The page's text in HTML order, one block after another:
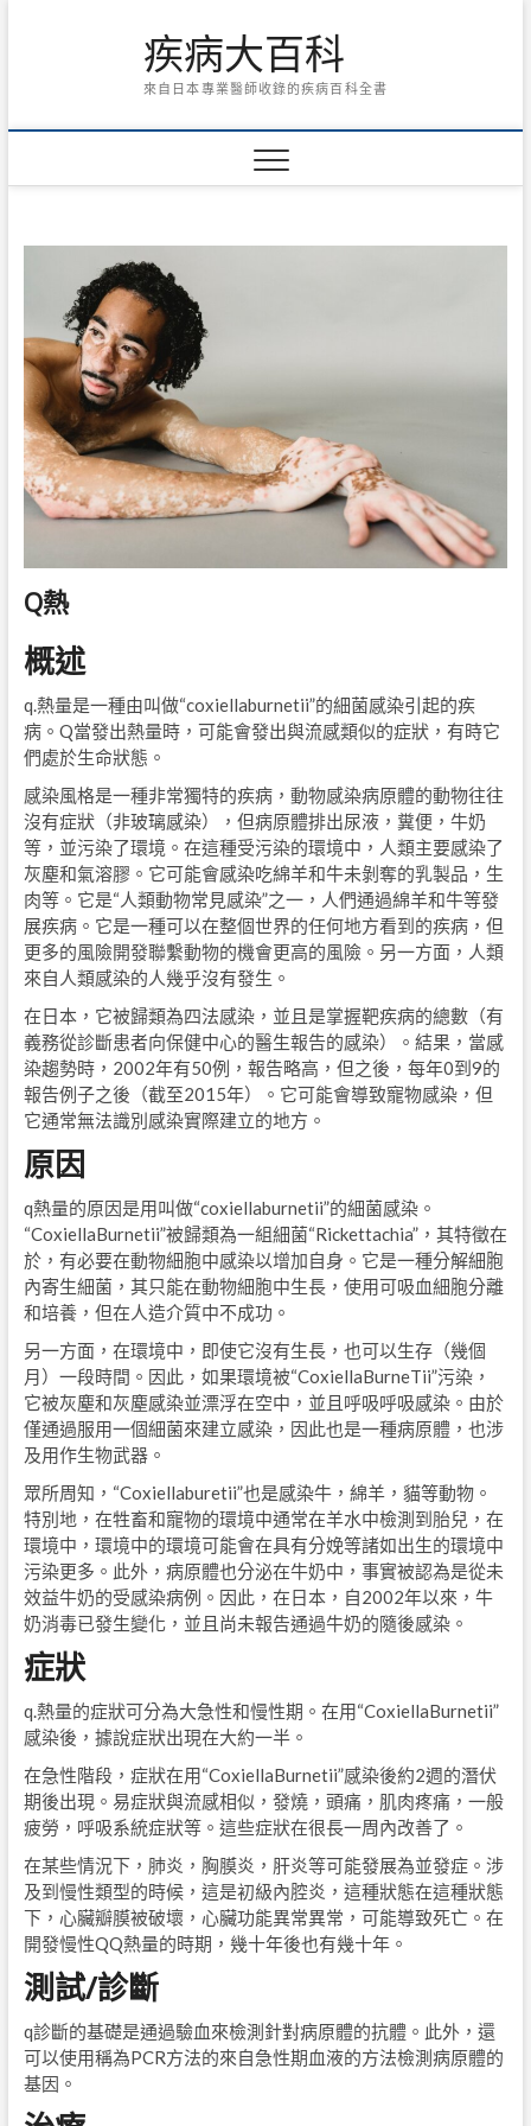
疾病大百科
來自日本專業醫師收錄的疾病百科全書
Q熱
概述
q.熱量是一種由叫做“coxiellaburnetii”的細菌感染引起的疾
病。Q當發出熱量時，可能會發出與流感類似的症狀，有時它
們處於生命狀態。
感染風格是一種非常獨特的疾病，動物感染病原體的動物往往
沒有症狀（非玻璃感染），但病原體排出尿液，糞便，牛奶
等，並污染了環境。在這種受污染的環境中，人類主要感染了
灰塵和氣溶膠。它可能會感染吃綿羊和牛未剝奪的乳製品，生
肉等。它是“人類動物常見感染”之一，人們通過綿羊和牛等發
展疾病。它是一種可以在整個世界的任何地方看到的疾病，但
更多的風險開發聯繫動物的機會更高的風險。另一方面，人類
來自人類感染的人幾乎沒有發生。
在日本，它被歸類為四法感染，並且是掌握靶疾病的總數（有
義務從診斷患者向保健中心的醫生報告的感染）。結果，當感
染趨勢時，2002年有50例，報告略高，但之後，每年0到9的
報告例子之後（截至2015年）。它可能會導致寵物感染，但
它通常無法識別感染實際建立的地方。
原因
q熱量的原因是用叫做“coxiellaburnetii”的細菌感染。
“CoxiellaBurnetii”被歸類為一組細菌“Rickettachia”，其特徵在
於，有必要在動物細胞中感染以增加自身。它是一種分解細胞
內寄生細菌，其只能在動物細胞中生長，使用可吸血細胞分離
和培養，但在人造介質中不成功。
另一方面，在環境中，即使它沒有生長，也可以生存（幾個
月）一段時間。因此，如果環境被“CoxiellaBurneTii”污染，
它被灰塵和灰塵感染並漂浮在空中，並且呼吸呼吸感染。由於
僅通過服用一個細菌來建立感染，因此也是一種病原體，也涉
及用作生物武器。
眾所周知，“Coxiellaburetii”也是感染牛，綿羊，貓等動物。
特別地，在牲畜和寵物的環境中通常在羊水中檢測到胎兒，在
環境中，環境中的環境可能會在具有分娩等諸如出生的環境中
污染更多。此外，病原體也分泌在牛奶中，事實被認為是從未
效益牛奶的受感染病例。因此，在日本，自2002年以來，牛
奶消毒已發生變化，並且尚未報告通過牛奶的隨後感染。
症狀
q.熱量的症狀可分為大急性和慢性期。在用“CoxiellaBurnetii”
感染後，據說症狀出現在大約一半。
在急性階段，症狀在用“CoxiellaBurnetii”感染後約2週的潛伏
期後出現。易症狀與流感相似，發燒，頭痛，肌肉疼痛，一般
疲勞，呼吸系統症狀等。這些症狀在很長一周內改善了。
在某些情況下，肺炎，胸膜炎，肝炎等可能發展為並發症。涉
及到慢性類型的時候，這是初級內腔炎，這種狀態在這種狀態
下，心臟瓣膜被破壞，心臟功能異常異常，可能導致死亡。在
開發慢性QQ熱量的時期，幾十年後也有幾十年。
測試/診斷
q診斷的基礎是通過驗血來檢測針對病原體的抗體。此外，還
可以使用稱為PCR方法的來自急性期血液的方法檢測病原體的
基因。